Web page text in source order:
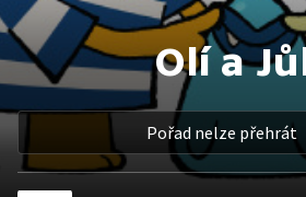
Olí a
Pořad nelze přehrát